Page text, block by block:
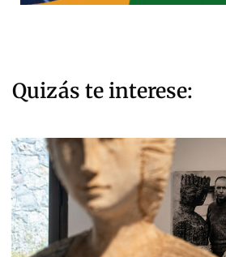
Quizás te interese: